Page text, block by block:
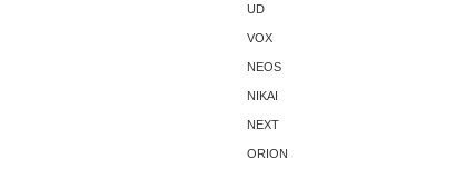
UD
VOX
NEOS
NIKAI
NEXT
ORION